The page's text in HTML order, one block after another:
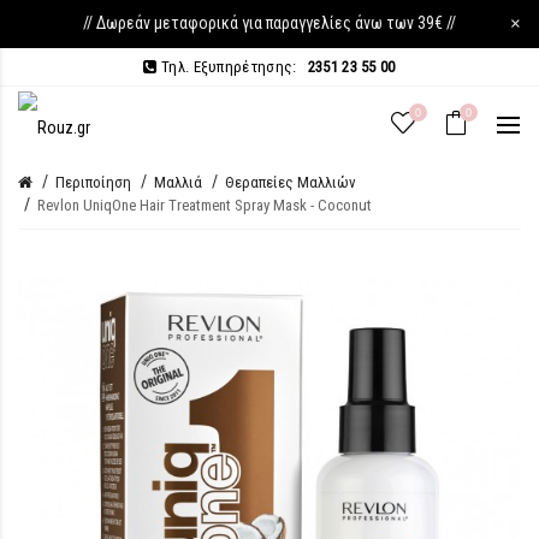
// Δωρεάν μεταφορικά για παραγγελίες άνω των 39€ // ×
Τηλ. Εξυπηρέτησης: 2351 23 55 00
0 0
Περιποίηση Μαλλιά
Θεραπείες Μαλλιών
Revlon UniqOne Hair Treatment Spray Mask - Coconut